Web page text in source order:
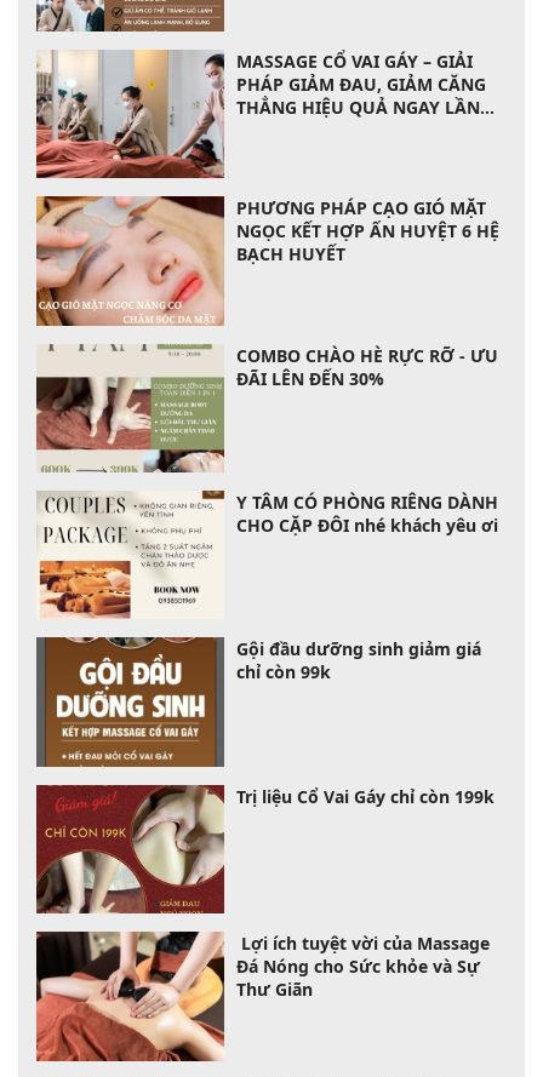
MASSAGE CỔ VAI GÁY – GIẢI
PHÁP GIẢM ĐAU, GIẢM CĂNG
THẲNG HIỆU QUẢ NGAY LẦN
PHƯƠNG PHÁP CẠO GIÓ MẶT
NGỌC KẾT HỢP ẤN HUYỆT 6 HỆ
BẠCH HUYẾT
COMBO CHÀO HÈ RỰC RỠ - ƯU
ĐÃI LÊN ĐẾN 30%
Y TÂM CÓ PHÒNG RIÊNG DÀNH
CHO CẶP ĐÔI nhé khách yêu ơi
Gội đầu dưỡng sinh giảm giá
chỉ còn 99k
Trị liệu Cổ Vai Gáy chỉ còn 199k
Lợi ích tuyệt vời của Massage
Đá Nóng cho Sức khỏe và Sự
Thư Giãn